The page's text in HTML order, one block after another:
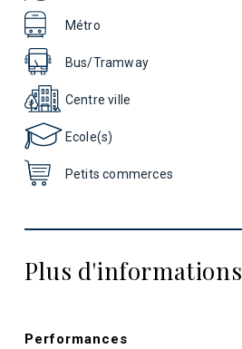
Métro
Bus/Tramway
Centre ville
Ecole(s)
Petits commerces
Plus d'informations
Performances